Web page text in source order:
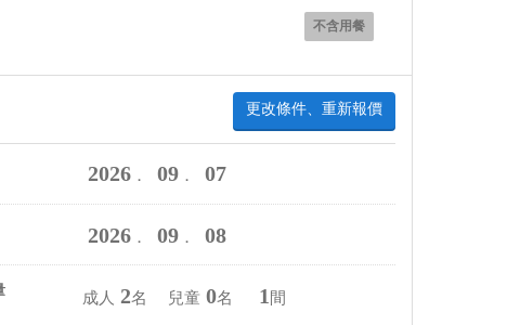
不含用餐
更改條件、重新報價
2026． 09． 07
2026． 09． 08
成人 2名 兒童 0名 1 間